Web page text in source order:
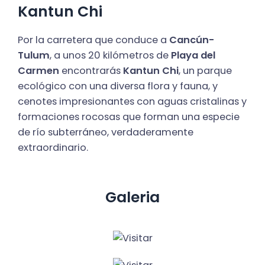
Kantun Chi
Por la carretera que conduce a Cancún-
Tulum, a unos 20 kilómetros de Playa del
Carmen encontrarás Kantun Chi, un parque
ecológico con una diversa flora y fauna, y
cenotes impresionantes con aguas cristalinas y
formaciones rocosas que forman una especie
de río subterráneo, verdaderamente
extraordinario.
Galeria